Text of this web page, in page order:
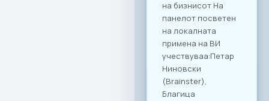
продолжува
посветено да
гради мостови и да
создава вредност
за своите членки,
поставувајќи нови,
повисоки